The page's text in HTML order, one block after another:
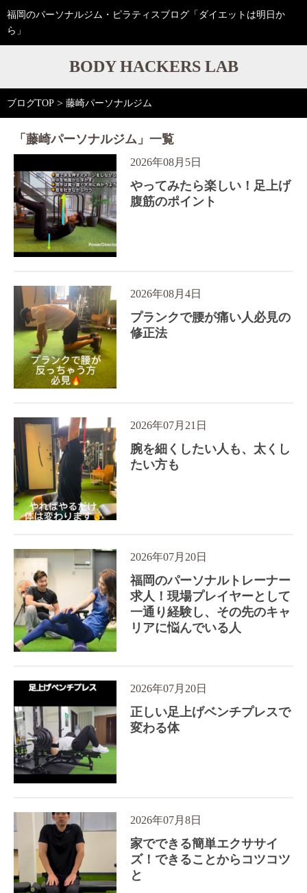
福岡のパーソナルジム・ピラティスブログ「ダイエットは明日か
ら」
BODY HACKERS LAB
ブログTOP > 藤崎パーソナルジム
「藤崎パーソナルジム」一覧
2026年08月5日
やってみたら楽しい！足上げ
腹筋のポイント
2026年08月4日
プランクで腰が痛い人必見の
修正法
2026年07月21日
腕を細くしたい人も、太くし
たい方も
2026年07月20日
福岡のパーソナルトレーナー
求人！現場プレイヤーとして
一通り経験し、その先のキャ
リアに悩んでいる人
2026年07月20日
正しい足上げベンチプレスで
変わる体
2026年07月8日
家でできる簡単エクササイ
ズ！できることからコツコツ
と